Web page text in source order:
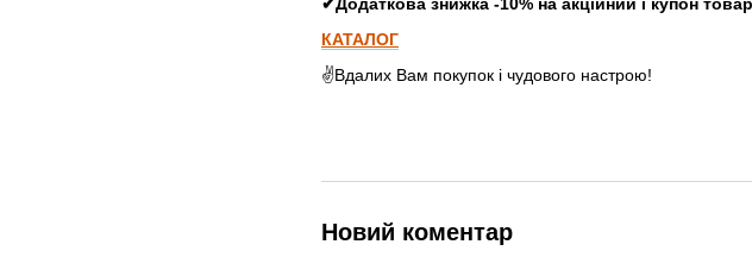
КАТАЛОГ
✌Вдалих Вам покупок і чудового настрою!
Новий коментар